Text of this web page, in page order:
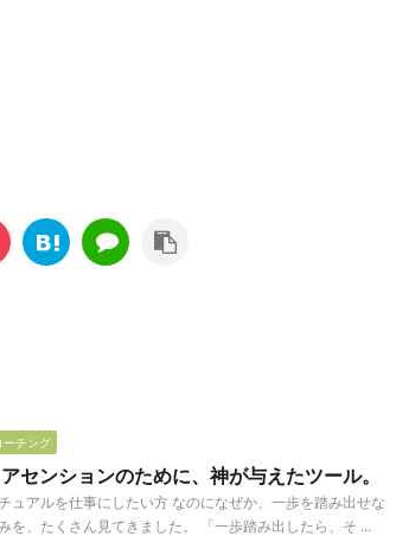
ーチング
センションのために、神が与えたツール。
ュアルを仕事にしたい方 なのになぜか、一歩を踏み出せな
、たくさん見てきました。 「一歩踏み出したら、そ ...